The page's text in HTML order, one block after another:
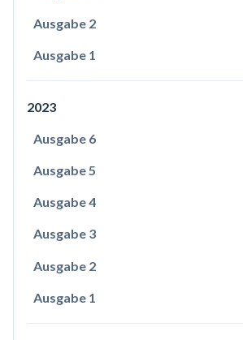
Ausgabe 2
Ausgabe 1
2023
Ausgabe 6
Ausgabe 5
Ausgabe 4
Ausgabe 3
Ausgabe 2
Ausgabe 1